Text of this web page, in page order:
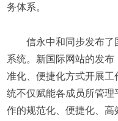
务体系。
信永中和同步发布了
系统。新国际网站的发
准化、便捷化方式开展
统不仅赋能各成员所管
作的规范化、便捷化、